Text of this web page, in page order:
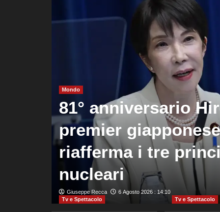
Mondo
81° anniversario
premier
riafferma i tre
nucleari
Giuseppe Recca 6 Agosto 2026 : 14:10
Tv e Spettacolo Tv e Spettacolo